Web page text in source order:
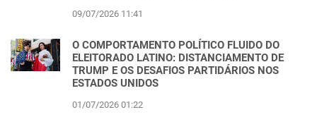
09/07/2026 11:41
O COMPORTAMENTO POLÍTICO FLUIDO DO
ELEITORADO LATINO: DISTANCIAMENTO DE
TRUMP E OS DESAFIOS PARTIDÁRIOS NOS
ESTADOS UNIDOS
01/07/2026 01:22